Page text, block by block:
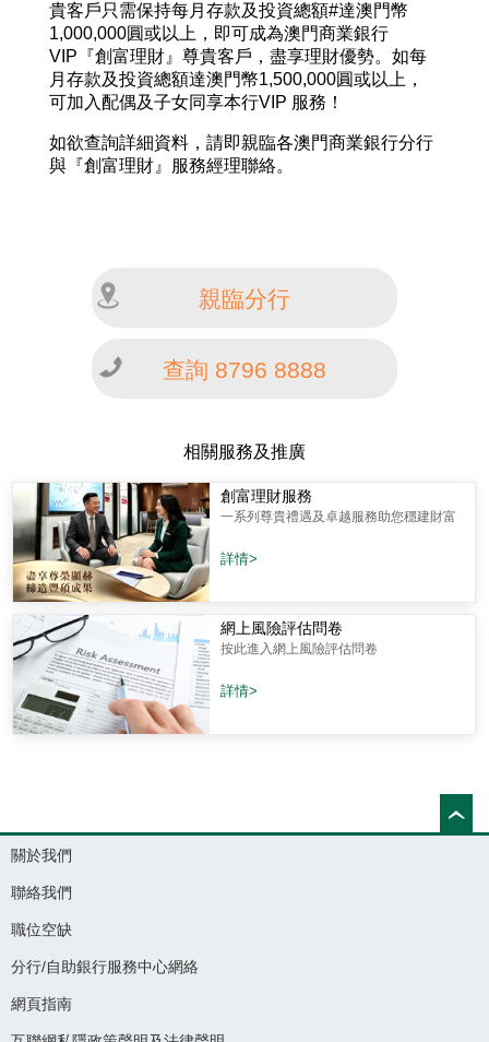
貴客戶只需保持每月存款及投資總額#達澳門幣
1,000,000圓或以上，即可成為澳門商業銀行
VIP『創富理財』尊貴客戶，盡享理財優勢。如每
月存款及投資總額達澳門幣1,500,000圓或以上，
可加入配偶及子女同享本行VIP 服務！
如欲查詢詳細資料，請即親臨各澳門商業銀行分行
與『創富理財』服務經理聯絡。
親臨分行
查詢 8796 8888
相關服務及推廣
創富理財服務
一系列尊貴禮遇及卓越服務助您穩建財富
詳情>
網上風險評估問卷
按此進入網上風險評估問卷
詳情>
關於我們
聯絡我們
職位空缺
分行/自助銀行服務中心網絡
網頁指南